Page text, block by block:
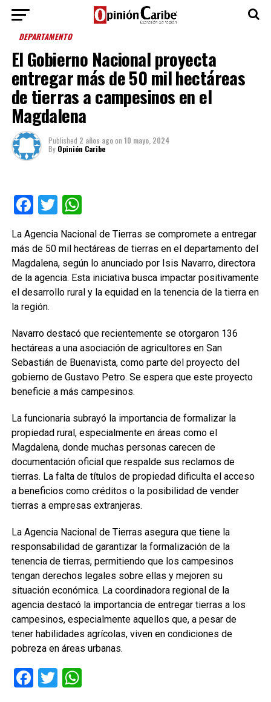
DEPARTAMENTO
El Gobierno Nacional proyecta
entregar más de 50 mil hectáreas
de tierras a campesinos en el
Magdalena
Published 2 años agoon 10 mayo, 2024
By Opinión Caribe
Facebook
TwitterWhatsApp
La Agencia Nacional de Tierras se compromete a entregar
más de 50 mil hectáreas de tierras en el departamento del
Magdalena, según lo anunciado por Isis Navarro, directora
de la agencia. Esta iniciativa busca impactar positivamente
el desarrollo rural y la equidad en la tenencia de la tierra en
la región.
Navarro destacó que recientemente se otorgaron 136
hectáreas a una asociación de agricultores en San
Sebastián de Buenavista, como parte del proyecto del
gobierno de Gustavo Petro. Se espera que este proyecto
beneficie a más campesinos.
La funcionaria subrayó la importancia de formalizar la
propiedad rural, especialmente en áreas como el
Magdalena, donde muchas personas carecen de
documentación oficial que respalde sus reclamos de
tierras. La falta de títulos de propiedad dificulta el acceso
a beneficios como créditos o la posibilidad de vender
tierras a empresas extranjeras.
La Agencia Nacional de Tierras asegura que tiene la
responsabilidad de garantizar la formalización de la
tenencia de tierras, permitiendo que los campesinos
tengan derechos legales sobre ellas y mejoren su
situación económica. La coordinadora regional de la
agencia destacó la importancia de entregar tierras a los
campesinos, especialmente aquellos que, a pesar de
tener habilidades agrícolas, viven en condiciones de
pobreza en áreas urbanas.
Facebook
TwitterWhatsApp